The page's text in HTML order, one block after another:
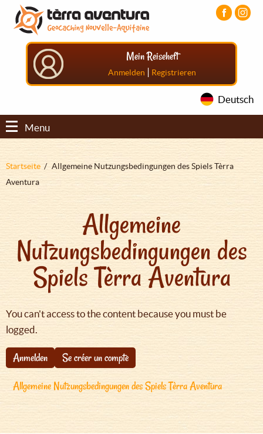
Direkt
zum
Inhalt
Aller
menu
principal
Aller
pied
Mein Reiseheft
Anmelden | Registrieren
Deutsch
Menu
Pfadnavigation
Startseite
Allgemeine Nutzungsbedingungen des Spiels Tèrra
Aventura
Allgemeine
Nutzungsbedingungen des
Spiels Tèrra Aventura
You can't access to the content because you must be
logged.
Anmelden
Se créer un compte
Allgemeine Nutzungsbedingungen des Spiels Tèrra Aventura